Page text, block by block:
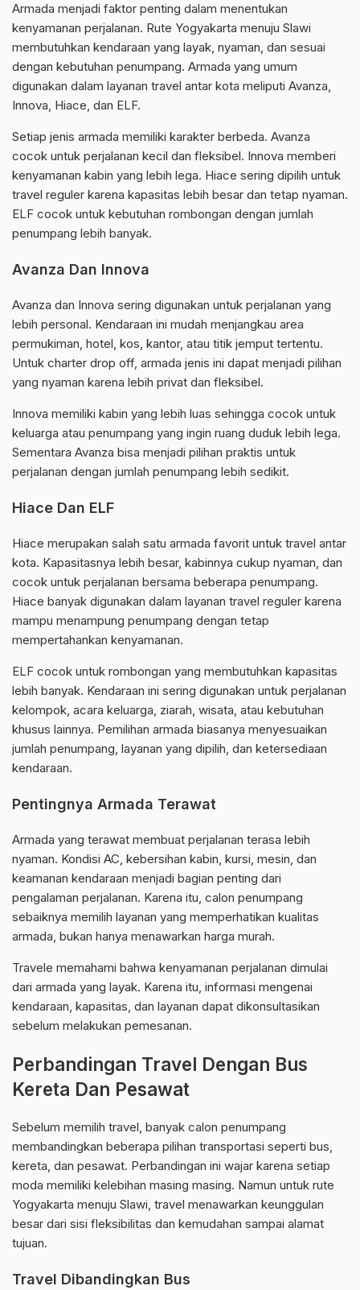
Armada menjadi faktor penting dalam menentukan
kenyamanan perjalanan. Rute Yogyakarta menuju Slawi
membutuhkan kendaraan yang layak, nyaman, dan sesuai
dengan kebutuhan penumpang. Armada yang umum
digunakan dalam layanan travel antar kota meliputi Avanza,
Innova, Hiace, dan ELF.
Setiap jenis armada memiliki karakter berbeda. Avanza
cocok untuk perjalanan kecil dan fleksibel. Innova memberi
kenyamanan kabin yang lebih lega. Hiace sering dipilih untuk
travel reguler karena kapasitas lebih besar dan tetap nyaman.
ELF cocok untuk kebutuhan rombongan dengan jumlah
penumpang lebih banyak.
Avanza Dan Innova
Avanza dan Innova sering digunakan untuk perjalanan yang
lebih personal. Kendaraan ini mudah menjangkau area
permukiman, hotel, kos, kantor, atau titik jemput tertentu.
Untuk charter drop off, armada jenis ini dapat menjadi pilihan
yang nyaman karena lebih privat dan fleksibel.
Innova memiliki kabin yang lebih luas sehingga cocok untuk
keluarga atau penumpang yang ingin ruang duduk lebih lega.
Sementara Avanza bisa menjadi pilihan praktis untuk
perjalanan dengan jumlah penumpang lebih sedikit.
Hiace Dan ELF
Hiace merupakan salah satu armada favorit untuk travel antar
kota. Kapasitasnya lebih besar, kabinnya cukup nyaman, dan
cocok untuk perjalanan bersama beberapa penumpang.
Hiace banyak digunakan dalam layanan travel reguler karena
mampu menampung penumpang dengan tetap
mempertahankan kenyamanan.
ELF cocok untuk rombongan yang membutuhkan kapasitas
lebih banyak. Kendaraan ini sering digunakan untuk perjalanan
kelompok, acara keluarga, ziarah, wisata, atau kebutuhan
khusus lainnya. Pemilihan armada biasanya menyesuaikan
jumlah penumpang, layanan yang dipilih, dan ketersediaan
kendaraan.
Pentingnya Armada Terawat
Armada yang terawat membuat perjalanan terasa lebih
nyaman. Kondisi AC, kebersihan kabin, kursi, mesin, dan
keamanan kendaraan menjadi bagian penting dari
pengalaman perjalanan. Karena itu, calon penumpang
sebaiknya memilih layanan yang memperhatikan kualitas
armada, bukan hanya menawarkan harga murah.
Travele memahami bahwa kenyamanan perjalanan dimulai
dari armada yang layak. Karena itu, informasi mengenai
kendaraan, kapasitas, dan layanan dapat dikonsultasikan
sebelum melakukan pemesanan.
Perbandingan Travel Dengan Bus
Kereta Dan Pesawat
Sebelum memilih travel, banyak calon penumpang
membandingkan beberapa pilihan transportasi seperti bus,
kereta, dan pesawat. Perbandingan ini wajar karena setiap
moda memiliki kelebihan masing masing. Namun untuk rute
Yogyakarta menuju Slawi, travel menawarkan keunggulan
besar dari sisi fleksibilitas dan kemudahan sampai alamat
tujuan.
Travel Dibandingkan Bus